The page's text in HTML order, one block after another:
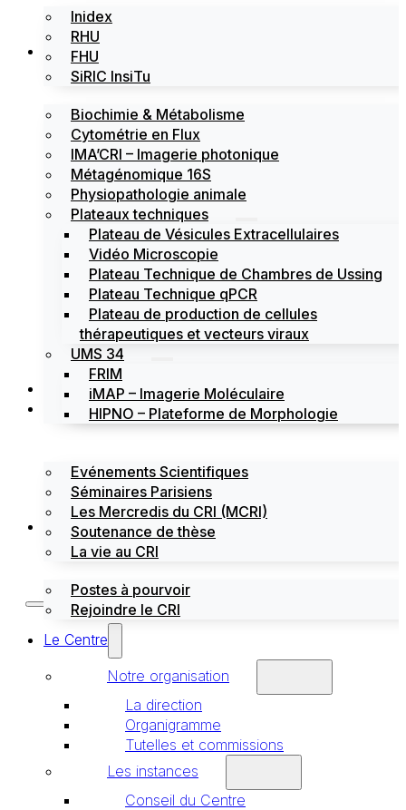
Inidex
RHU
FHU
SiRIC InsiTu
Les plateformes
Biochimie & Métabolisme
Cytométrie en Flux
IMA’CRI – Imagerie photonique
Métagénomique 16S
Physiopathologie animale
Plateaux techniques
Plateau de Vésicules Extracellulaires
Vidéo Microscopie
Plateau Technique de Chambres de Ussing
Plateau Technique qPCR
Plateau de production de cellules
thérapeutiques et vecteurs viraux
UMS 34
FRIM
iMAP – Imagerie Moléculaire
HIPNO – Plateforme de Morphologie
Actualités
Évènements
Evénements Scientifiques
Séminaires Parisiens
Les Mercredis du CRI (MCRI)
Soutenance de thèse
La vie au CRI
Emploi / stages
Postes à pourvoir
Rejoindre le CRI
Le Centre
Notre organisation
La direction
Organigramme
Tutelles et commissions
Les instances
Conseil du Centre